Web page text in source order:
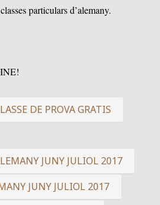
particulars d’alemany.
DE PROVA GRATIS
JUNY JULIOL 2017
JUNY JULIOL 2017